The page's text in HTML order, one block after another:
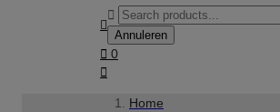


Annuleren
 0

Home